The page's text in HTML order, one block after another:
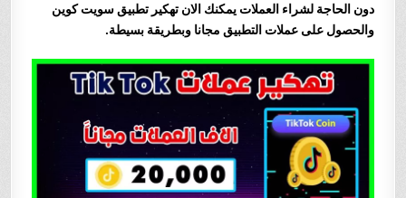
دون الحاجة لشراء العملات يمكنك الان تهكير تطبيق سويت كوين
والحصول على عملات التطبيق مجانا وبطريقة بسيطة.